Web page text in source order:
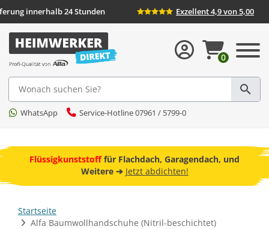
Lieferung innerhalb 24 Stunden Exzellent 4,9 von 5,00
Suche
WhatsApp Service-Hotline 07961 / 5799-0
0
Flüssigkunststofffür Flachdach, Garagendach, und
Weitere ➔ Jetzt abdichten!
Startseite
Alfa Baumwollhandschuhe (Nitril-beschichtet)